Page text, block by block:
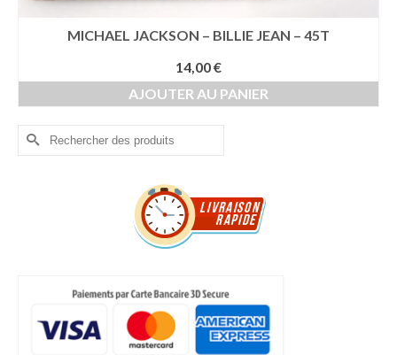
MICHAEL JACKSON – BILLIE JEAN – 45T
14,00€
AJOUTER AU PANIER
Rechercher :